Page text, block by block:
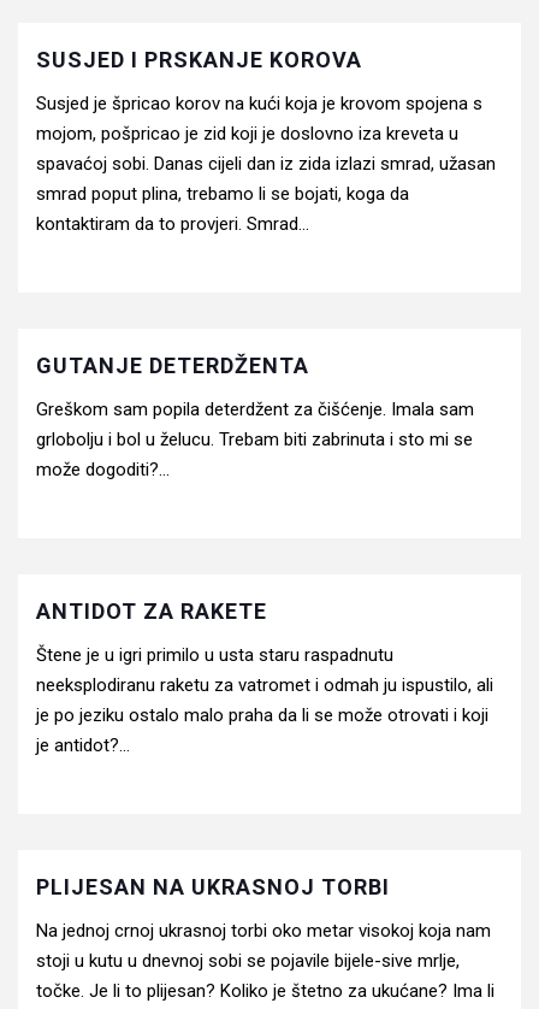
SUSJED I PRSKANJE KOROVA
Susjed je špricao korov na kući koja je krovom spojena s
mojom, pošpricao je zid koji je doslovno iza kreveta u
spavaćoj sobi. Danas cijeli dan iz zida izlazi smrad, užasan
smrad poput plina, trebamo li se bojati, koga da
kontaktiram da to provjeri. Smrad...
GUTANJE DETERDŽENTA
Greškom sam popila deterdžent za čišćenje. Imala sam
grlobolju i bol u želucu. Trebam biti zabrinuta i sto mi se
može dogoditi?...
ANTIDOT ZA RAKETE
Štene je u igri primilo u usta staru raspadnutu
neeksplodiranu raketu za vatromet i odmah ju ispustilo, ali
je po jeziku ostalo malo praha da li se može otrovati i koji
je antidot?...
PLIJESAN NA UKRASNOJ TORBI
Na jednoj crnoj ukrasnoj torbi oko metar visokoj koja nam
stoji u kutu u dnevnoj sobi se pojavile bijele-sive mrlje,
točke. Je li to plijesan? Koliko je štetno za ukućane? Ima li